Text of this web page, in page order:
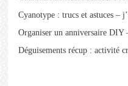
Cyanotype : trucs et astuces –
Organiser un anniversaire DIY
Déguisements récup : activité